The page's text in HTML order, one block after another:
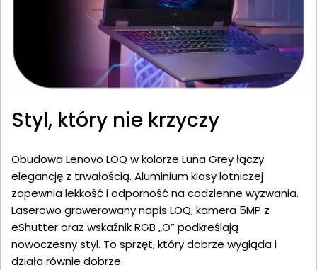
Styl, który nie krzyczy
Obudowa Lenovo LOQ w kolorze Luna Grey łączy
elegancję z trwałością. Aluminium klasy lotniczej
zapewnia lekkość i odporność na codzienne wyzwania.
Laserowo grawerowany napis LOQ, kamera 5MP z
eShutter oraz wskaźnik RGB „O” podkreślają
nowoczesny styl. To sprzęt, który dobrze wygląda i
działa równie dobrze.